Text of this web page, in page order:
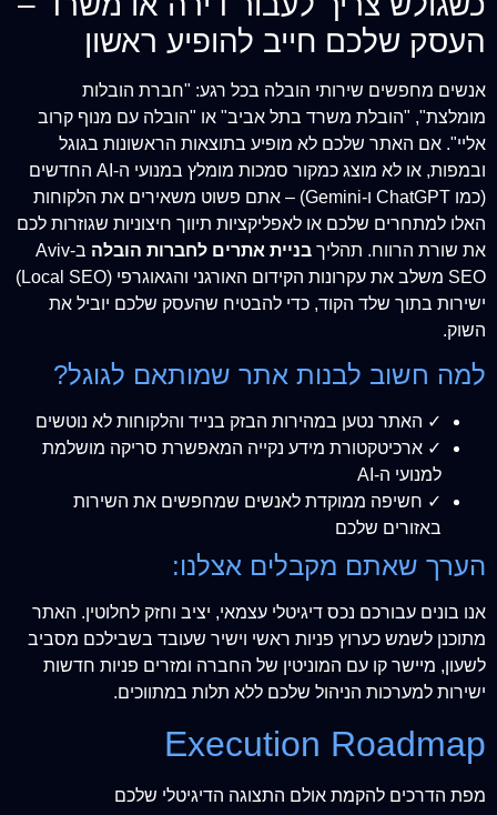
העסק שלכם חייב להופיע ראשון
אנשים מחפשים שירותי הובלה בכל רגע: "חברת הובלות
מומלצת", "הובלת משרד בתל אביב" או "הובלה עם מנוף קרוב
אליי". אם האתר שלכם לא מופיע בתוצאות הראשונות בגוגל
ובמפות, או לא מוצג כמקור סמכות מומלץ במנועי ה-AI החדשים
(כמו ChatGPT ו-Gemini) – אתם פשוט משאירים את הלקוחות
האלו למתחרים שלכם או לאפליקציות תיווך חיצוניות שגוזרות לכם
את שורת הרווח. תהליך בניית אתרים לחברות הובלה
ב-Aviv
SEO משלב את עקרונות הקידום האורגני והגאוגרפי (Local SEO)
ישירות בתוך שלד הקוד, כדי להבטיח שהעסק שלכם יוביל את
השוק.
למה חשוב לבנות אתר שמותאם לגוגל?
✓ האתר נטען במהירות הבזק בנייד והלקוחות לא נוטשים
✓ ארכיטקטורת מידע נקייה המאפשרת סריקה מושלמת
למנועי ה-AI
✓ חשיפה ממוקדת לאנשים שמחפשים את השירות
באזורים שלכם
הערך שאתם מקבלים אצלנו:
אנו בונים עבורכם נכס דיגיטלי עצמאי, יציב וחזק לחלוטין. האתר
מתוכנן לשמש כערוץ פניות ראשי וישיר שעובד בשבילכם מסביב
לשעון, מיישר קו עם המוניטין של החברה ומזרים פניות חדשות
ישירות למערכות הניהול שלכם ללא תלות במתווכים.
Execution Roadmap
מפת הדרכים להקמת אולם התצוגה הדיגיטלי שלכם